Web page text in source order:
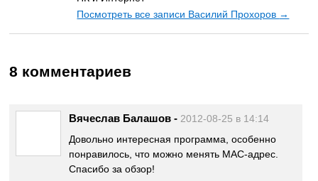
Посмотреть все записи Василий Прохоров →
8 комментариев
Вячеслав Балашов - 2012-08-25 в 14:14
Довольно интересная программа, особенно
понравилось, что можно менять MAC-адрес.
Спасибо за обзор!